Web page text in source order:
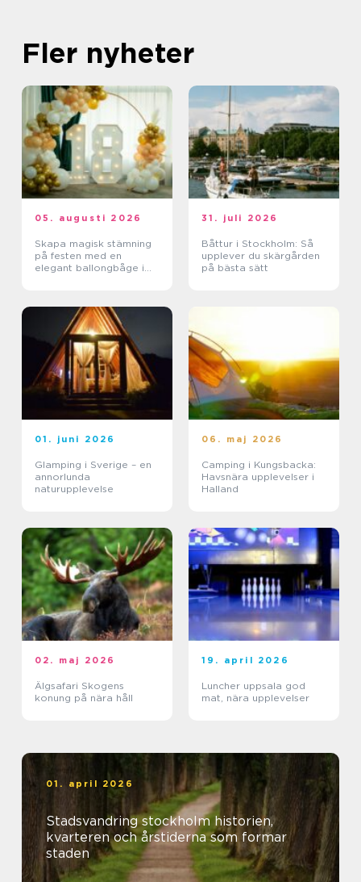
Fler nyheter
05. augusti 2026
Skapa magisk stämning
på festen med en
elegant ballongbåge i
31. juli 2026
Båttur i Stockholm: Så
upplever du skärgården
på bästa sätt
01. juni 2026
Glamping i Sverige – en
annorlunda
naturupplevelse
06. maj 2026
Camping i Kungsbacka:
Havsnära upplevelser i
Halland
02. maj 2026
Älgsafari Skogens
konung på nära håll
19. april 2026
Luncher uppsala god
mat, nära upplevelser
01. april 2026
Stadsvandring stockholm historien,
kvarteren och årstiderna som formar
staden